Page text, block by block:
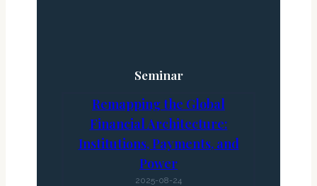
Seminar
Remapping the Global
Financial Architecture:
Institutions, Payments, and
Power
2025-08-24